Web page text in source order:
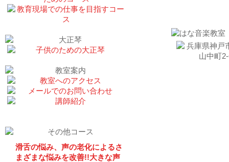
滑舌の悩み、声の老化によるさ
まざまな悩みを改善!!大きな声